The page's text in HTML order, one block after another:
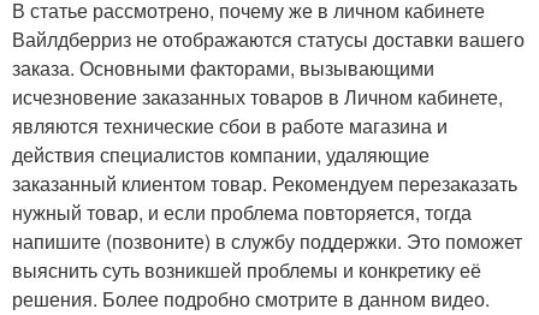
В статье рассмотрено, почему же в личном кабинете
Вайлдберриз не отображаются статусы доставки вашего
заказа. Основными факторами, вызывающими
исчезновение заказанных товаров в Личном кабинете,
являются технические сбои в работе магазина и
действия специалистов компании, удаляющие
заказанный клиентом товар. Рекомендуем перезаказать
нужный товар, и если проблема повторяется, тогда
напишите (позвоните) в службу поддержки. Это поможет
выяснить суть возникшей проблемы и конкретику её
решения. Более подробно смотрите в данном видео.